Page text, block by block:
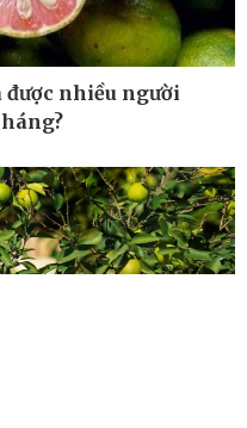
được nhiều người